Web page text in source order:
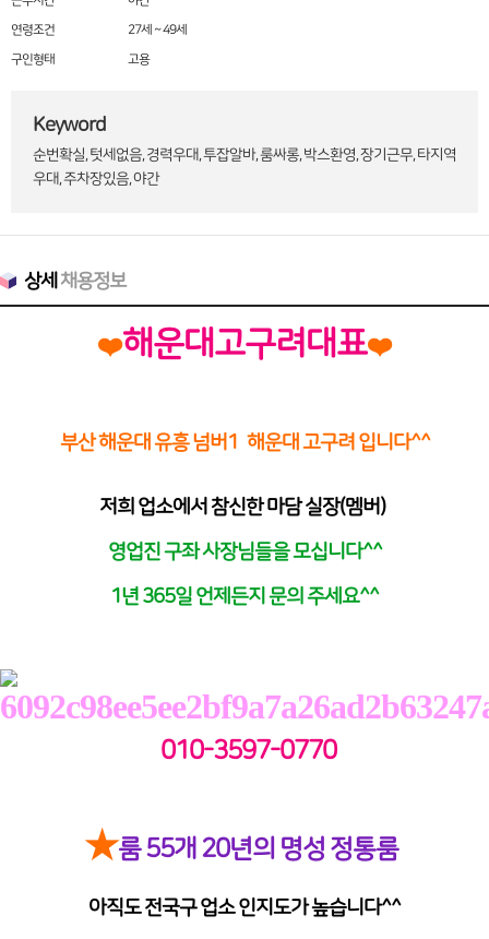
연령조건
27세 ~ 49세
구인형태
고용
Keyword
순번확실, 텃세없음, 경력우대, 투잡알바, 룸싸롱, 박스환영, 장기근무, 타지역
우대, 주차장있음, 야간
상세 채용정보
❤️해운대고구려대표❤️
부산 해운대 유흥 넘버1 해운대 고구려 입니다^^
저희 업소에서 참신한 마담 실장(멤버)
영업진 구좌 사장님들을 모십니다^^
1년 365일 언제든지 문의 주세요^^
010-3597-0770
★룸 55개 20년의 명성 정통룸
아직도 전국구 업소 인지도가 높습니다^^